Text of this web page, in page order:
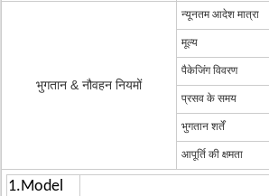
भुगतान & नौवहन नियमों
न्यूनतम आदेश मात्रा
मूल्य
पैकेजिंग विवरण
प्रसव के समय
भुगतान शर्तें
आपूर्ति की क्षमता
1.Model